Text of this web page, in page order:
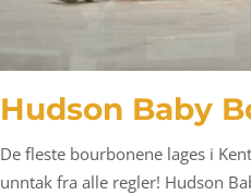
Hudson Baby
De fleste bourbonene lages i
unntak fra alle regler! Hudson